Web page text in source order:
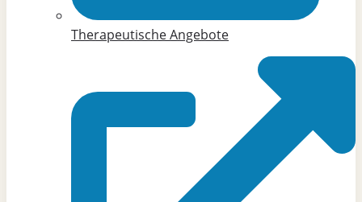
Therapeutische Angebote